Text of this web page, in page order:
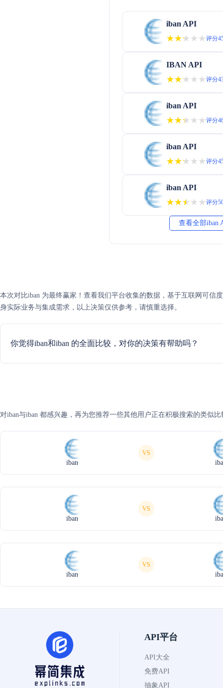
iban API
★★★★★
★★★★★评分
IBAN API
★★★★★
★★★★★评分
iban API
★★★★★
★★★★★评分
iban API
★★★★★
★★★★★评分
iban API
★★★★★
★★★★★评分
查看全部iban
本次对比iban 为最终赢家！查看我们平台收集的数据，基于互联网可信
身实际业务与集成需求，以上决策仅供参考，请慎重选择。
你觉得iban和iban 的全面比较，对你的决策有帮助吗？
对iban与iban 都感兴趣，再为您推荐一些其他用户正在积极搜索的类似比
iban
VS
iban
VS
iban
VS
API平台
API大全
免费API
抽象API